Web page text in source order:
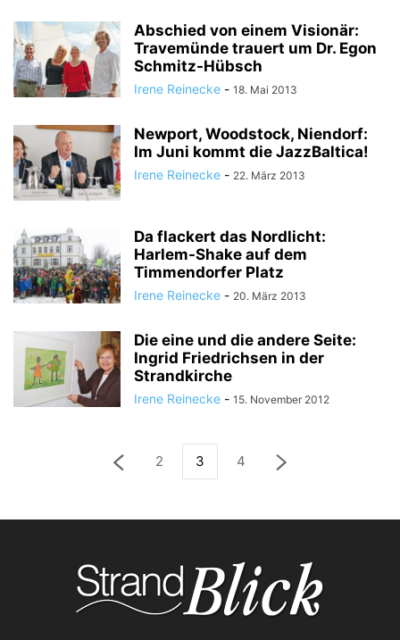
Abschied von einem Visionär:
Travemünde trauert um Dr. Egon
Schmitz-Hübsch
Irene Reinecke - 18. Mai 2013
Newport, Woodstock, Niendorf:
Im Juni kommt die JazzBaltica!
Irene Reinecke - 22. März 2013
Da flackert das Nordlicht:
Harlem-Shake auf dem
Timmendorfer Platz
Irene Reinecke - 20. März 2013
Die eine und die andere Seite:
Ingrid Friedrichsen in der
Strandkirche
Irene Reinecke - 15. November 2012
2 3 4